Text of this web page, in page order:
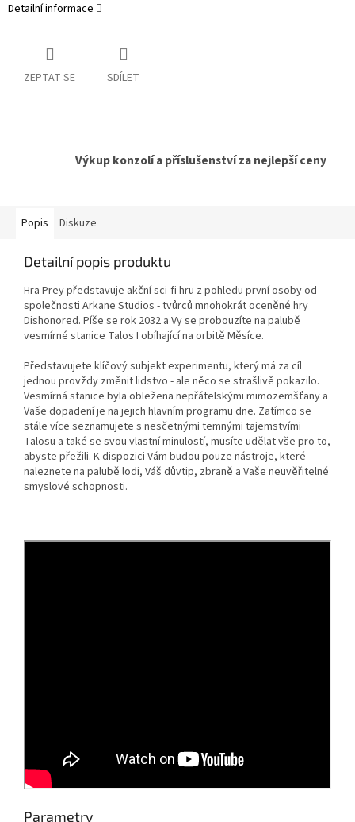
Detailní informace
ZEPTAT SE SDÍLET
Výkup konzolí a příslušenství za nejlepší ceny
Popis Diskuze
Detailní popis produktu
Hra Prey představuje akční sci-fi hru z pohledu první osoby od
společnosti Arkane Studios - tvůrců mnohokrát oceněné hry
Dishonored. Píše se rok 2032 a Vy se probouzíte na palubě
vesmírné stanice Talos I obíhající na orbitě Měsíce.
Představujete klíčový subjekt experimentu, který má za cíl
jednou provždy změnit lidstvo - ale něco se strašlivě pokazilo.
Vesmírná stanice byla obležena nepřátelskými mimozemšťany a
Vaše dopadení je na jejich hlavním programu dne. Zatímco se
stále více seznamujete s nesčetnými temnými tajemstvími
Talosu a také se svou vlastní minulostí, musíte udělat vše pro to,
abyste přežili. K dispozici Vám budou pouze nástroje, které
naleznete na palubě lodi, Váš důvtip, zbraně a Vaše neuvěřitelné
smyslové schopnosti.
Parametry